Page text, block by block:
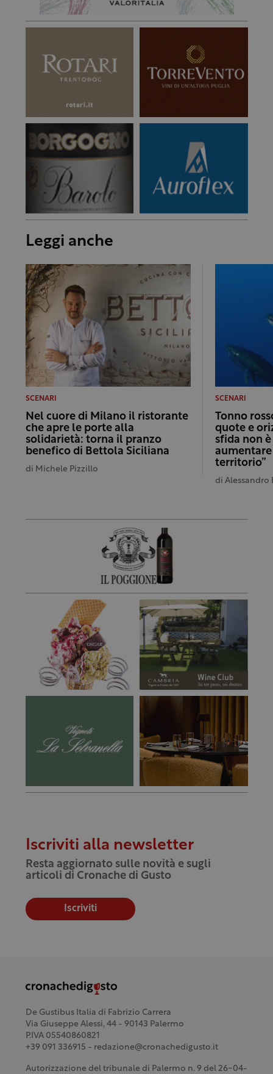
Leggi anche
SCENARI
Nel cuore di Milano il ristorante
che apre le porte alla
solidarietà: torna il pranzo
benefico di Bettola Siciliana
di Michele Pizzillo
SCENARI
Tonno
quote e
sfida non
territorio”
diAlessandro
Iscriviti alla newsletter
Resta aggiornato sulle novità e sugli
articoli di Cronache di Gusto
Iscriviti
De Gustibus Italia di Fabrizio Carrera
Via Giuseppe Alessi, 44 - 90143 Palermo
P.IVA 05540860821
+39 091 336915 - redazione@cronachedigusto.it
Autorizzazione del tribunale di Palermo n. 9 del 26-04-